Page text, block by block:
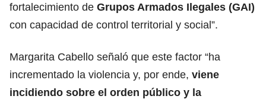
fortalecimiento de Grupos Armados Ilegales (GAI)
con capacidad de control territorial y social”.
Margarita Cabello señaló que este factor “ha
incrementado la violencia y, por ende, viene
incidiendo sobre el orden público y la